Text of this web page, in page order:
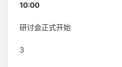
10:00
研讨会正式开始
3